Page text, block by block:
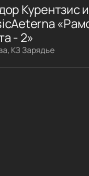
Курентзис и
- 2»
КЗ Зарядье